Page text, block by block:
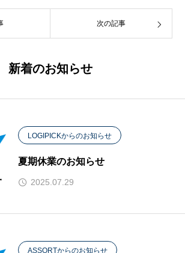
次の記事
新着のお知らせ
LOGIPICKからのお知らせ
夏期休業のお知らせ
2025.07.29
ASSORTからのお知らせ